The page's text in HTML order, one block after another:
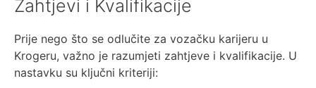
Zahtjevi i Kvalifikacije
Prije nego što se odlučite za vozačku karijeru u
Krogeru, važno je razumjeti zahtjeve i kvalifikacije. U
nastavku su ključni kriteriji: